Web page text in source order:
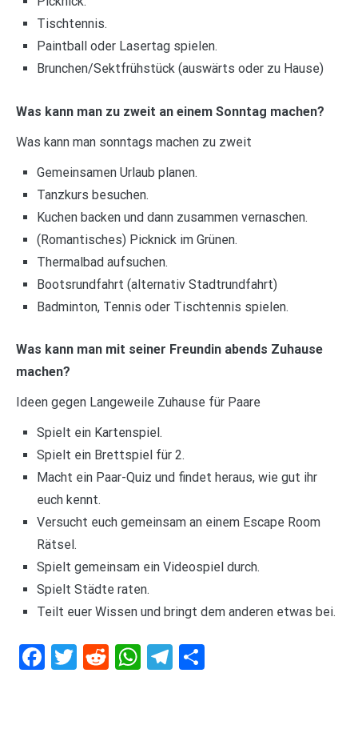
Tischtennis.
Paintball oder Lasertag spielen.
Brunchen/Sektfrühstück (auswärts oder zu Hause)
Was kann man zu zweit an einem Sonntag machen?
Was kann man sonntags machen zu zweit
Gemeinsamen Urlaub planen.
Tanzkurs besuchen.
Kuchen backen und dann zusammen vernaschen.
(Romantisches) Picknick im Grünen.
Thermalbad aufsuchen.
Bootsrundfahrt (alternativ Stadtrundfahrt)
Badminton, Tennis oder Tischtennis spielen.
Was kann man mit seiner Freundin abends Zuhause
machen?
Ideen gegen Langeweile Zuhause für Paare
Spielt ein Kartenspiel.
Spielt ein Brettspiel für 2.
Macht ein Paar-Quiz und findet heraus, wie gut ihr
euch kennt.
Versucht euch gemeinsam an einem Escape Room
Rätsel.
Spielt gemeinsam ein Videospiel durch.
Spielt Städte raten.
Teilt euer Wissen und bringt dem anderen etwas bei.
Facebook
Twitter
RedditWhatsApp
Telegram